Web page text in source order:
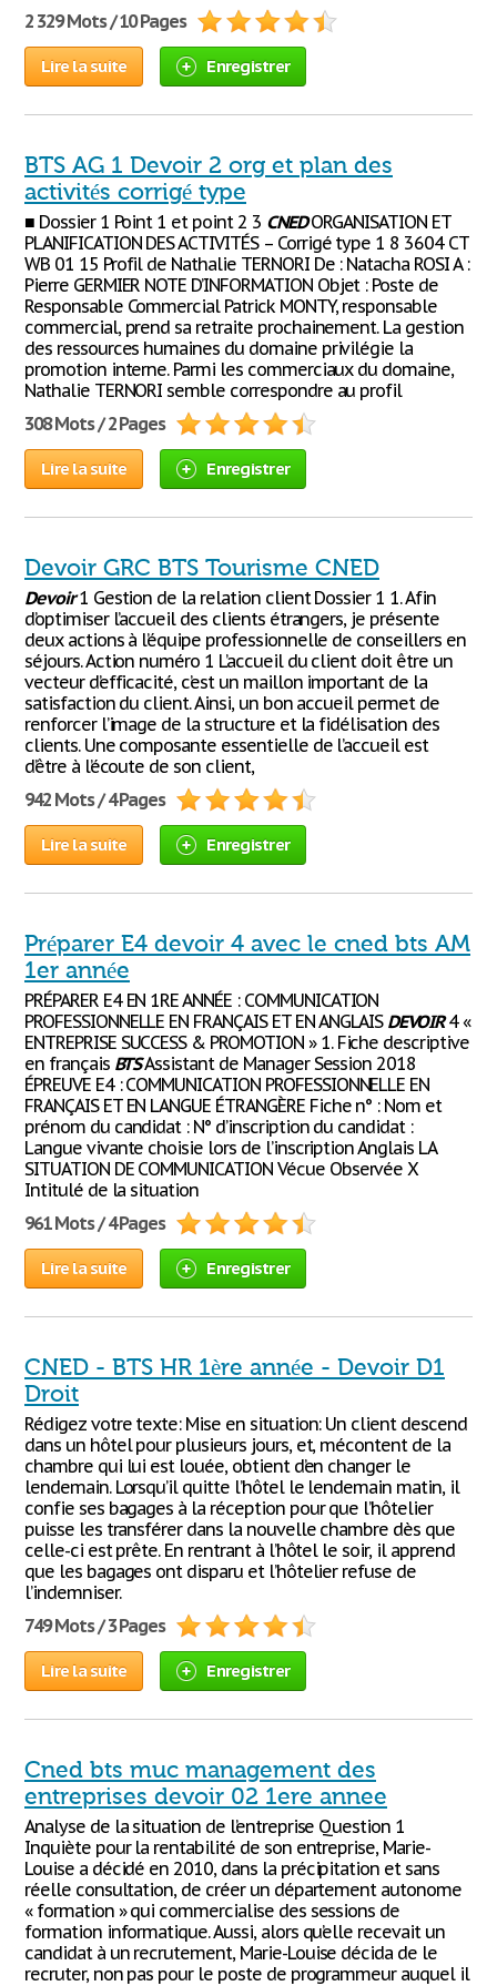
2 329 Mots / 10 Pages
Lire la suite Enregistrer
BTS AG 1 Devoir 2 org et plan des
activités corrigé type
■ Dossier 1 Point 1 et point 2 3 CNEDORGANISATION ET
PLANIFICATION DES ACTIVITÉS – Corrigé type 1 8 3604 CT
WB 01 15 Profil de Nathalie TERNORI De : Natacha ROSI A :
Pierre GERMIER NOTE D’INFORMATION Objet : Poste de
Responsable Commercial Patrick MONTY, responsable
commercial, prend sa retraite prochainement. La gestion
des ressources humaines du domaine privilégie la
promotion interne. Parmi les commerciaux du domaine,
Nathalie TERNORI semble correspondre au profil
308 Mots / 2 Pages
Lire la suite Enregistrer
Devoir GRC BTS Tourisme CNED
Devoir1 Gestion de la relation client Dossier 1 1. Afin
d’optimiser l’accueil des clients étrangers, je présente
deux actions à l’équipe professionnelle de conseillers en
séjours. Action numéro 1 L’accueil du client doit être un
vecteur d’efficacité, c’est un maillon important de la
satisfaction du client. Ainsi, un bon accueil permet de
renforcer l’image de la structure et la fidélisation des
clients. Une composante essentielle de l’accueil est
d’être à l’écoute de son client,
942 Mots / 4 Pages
Lire la suite Enregistrer
Préparer E4 devoir 4 avec le cned bts AM
1er année
PRÉPARER E4 EN 1RE ANNÉE : COMMUNICATION
PROFESSIONNELLE EN FRANÇAIS ET EN ANGLAIS DEVOIR4 «
ENTREPRISE SUCCESS & PROMOTION » 1. Fiche descriptive
en français BTSAssistant de Manager Session 2018
ÉPREUVE E4 : COMMUNICATION PROFESSIONNELLE EN
FRANÇAIS ET EN LANGUE ÉTRANGÈRE Fiche n° : Nom et
prénom du candidat : N° d’inscription du candidat :
Langue vivante choisie lors de l’inscription Anglais LA
SITUATION DE COMMUNICATION Vécue Observée X
Intitulé de la situation
961 Mots / 4 Pages
Lire la suite Enregistrer
CNED - BTS HR 1ère année - Devoir D1
Droit
Rédigez votre texte: Mise en situation: Un client descend
dans un hôtel pour plusieurs jours, et, mécontent de la
chambre qui lui est louée, obtient d’en changer le
lendemain. Lorsqu’il quitte l’hôtel le lendemain matin, il
confie ses bagages à la réception pour que l’hôtelier
puisse les transférer dans la nouvelle chambre dès que
celle-ci est prête. En rentrant à l’hôtel le soir, il apprend
que les bagages ont disparu et l’hôtelier refuse de
l’indemniser.
749 Mots / 3 Pages
Lire la suite Enregistrer
Cned bts muc management des
entreprises devoir 02 1ere annee
Analyse de la situation de l’entreprise Question 1
Inquiète pour la rentabilité de son entreprise, Marie-
Louise a décidé en 2010, dans la précipitation et sans
réelle consultation, de créer un département autonome
« formation » qui commercialise des sessions de
formation informatique. Aussi, alors qu’elle recevait un
candidat à un recrutement, Marie-Louise décida de le
recruter, non pas pour le poste de programmeur auquel il